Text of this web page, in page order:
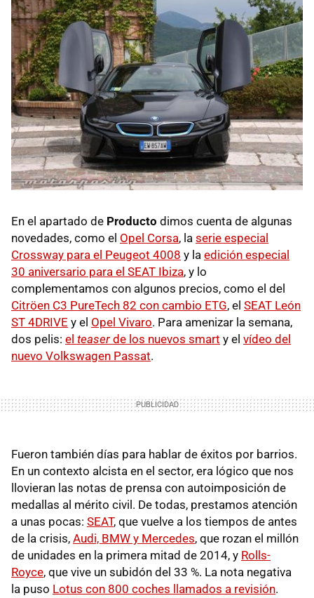
En el apartado de Producto dimos cuenta de algunas
novedades, como el Opel Corsa, la serie especial
Crossway para el Peugeot 4008 y la edición especial
30 aniversario para el SEAT Ibiza, y lo
complementamos con algunos precios, como el del
Citröen C3 PureTech 82 con cambio ETG, el SEAT León
ST 4DRIVE y el Opel Vivaro. Para amenizar la semana,
dos pelis: el teaser de los nuevos smart y el vídeo del
nuevo Volkswagen Passat.
Fueron también días para hablar de éxitos por barrios.
En un contexto alcista en el sector, era lógico que nos
llovieran las notas de prensa con autoimposición de
medallas al mérito civil. De todas, prestamos atención
a unas pocas: SEAT, que vuelve a los tiempos de antes
de la crisis, Audi, BMW y Mercedes, que rozan el millón
de unidades en la primera mitad de 2014, y Rolls-
Royce, que vive un subidón del 33 %. La nota negativa
la puso Lotus con 800 coches llamados a revisión.